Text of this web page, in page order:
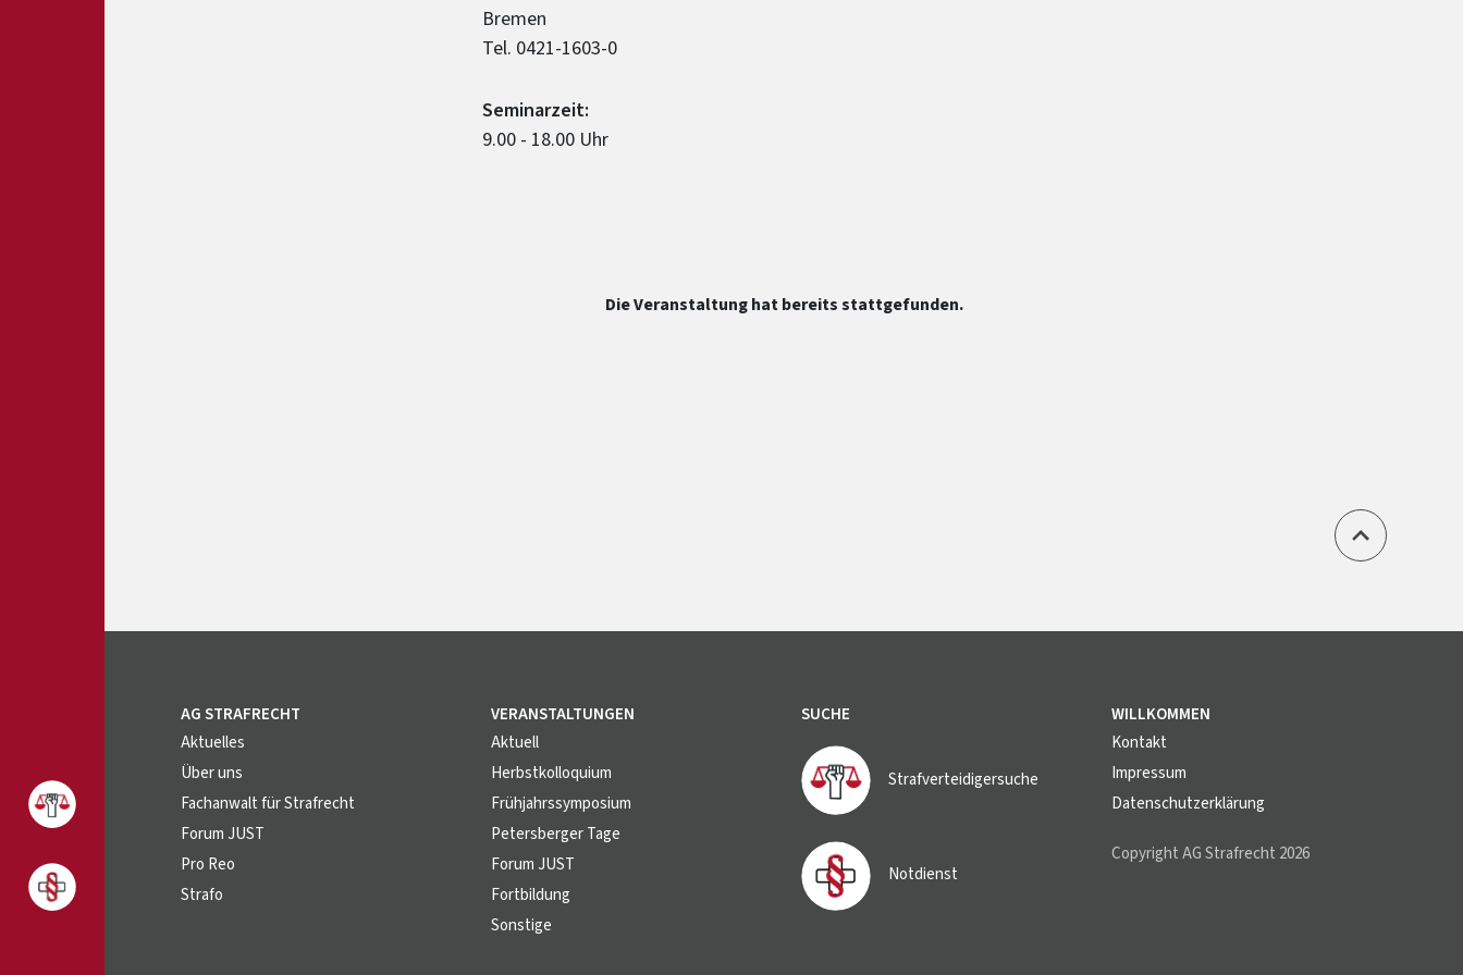
Bremen
Tel. 0421-1603-0
Seminarzeit:
9.00 - 18.00 Uhr
Die Veranstaltung hat bereits stattgefunden.
SUCHE
Strafverteidigersuche
Notdienst
AG STRAFRECHT
Aktuelles
Über uns
Fachanwalt für Strafrecht
Forum JUST
Pro Reo
Strafo
VERANSTALTUNGEN
Aktuell
Herbstkolloquium
Frühjahrssymposium
Petersberger Tage
Forum JUST
Fortbildung
Sonstige
WILLKOMMEN
Kontakt
Impressum
Datenschutzerklärung
Copyright AG Strafrecht 2026